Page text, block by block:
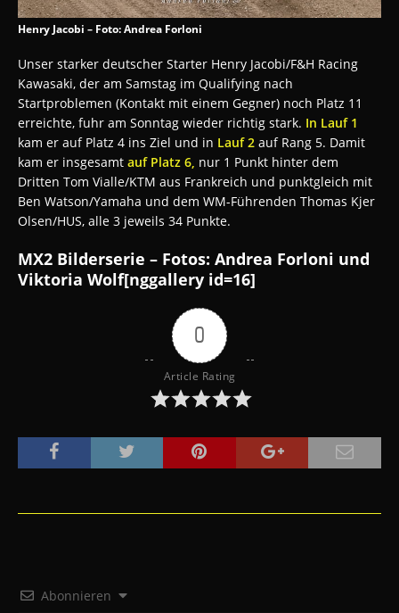
Henry Jacobi – Foto: Andrea Forloni
Unser starker deutscher Starter Henry Jacobi/F&H Racing
Kawasaki, der am Samstag im Qualifying nach
Startproblemen (Kontakt mit einem Gegner) noch Platz 11
erreichte, fuhr am Sonntag wieder richtig stark. In Lauf 1
kam er auf Platz 4 ins Ziel und in Lauf 2 auf Rang 5. Damit
kam er insgesamt auf Platz 6, nur 1 Punkt hinter dem
Dritten Tom Vialle/KTM aus Frankreich und punktgleich mit
Ben Watson/Yamaha und dem WM-Führenden Thomas Kjer
Olsen/HUS, alle 3 jeweils 34 Punkte.
MX2 Bilderserie – Fotos: Andrea Forloni und
Viktoria Wolf[nggallery id=16]
0
Article Rating
Abonnieren